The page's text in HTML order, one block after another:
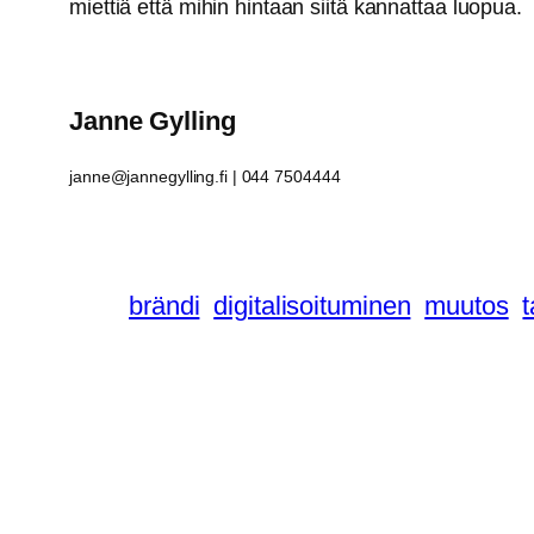
miettiä että mihin hintaan siitä kannattaa luopua.
Janne Gylling
janne@jannegylling.fi | 044 7504444
brändi digitalisoituminen muutos